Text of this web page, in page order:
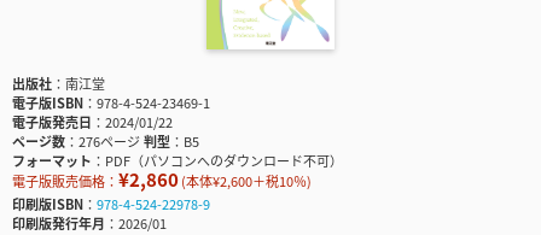
出版社
南江堂
電子版ISBN
978-4-524-23469-1
電子版発売日
2024/01/22
ページ数
276ページ判型
B5
フォーマット
PDF（パソコンへのダウンロード不可）
電子版販売価格： ¥2,860(本体¥2,600＋税10％)
印刷版ISBN
978-4-524-22978-9
印刷版発行年月
2026/01